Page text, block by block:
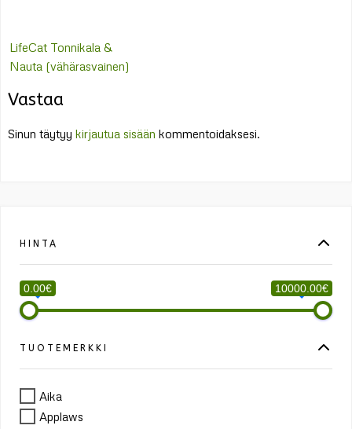
LifeCat Tonnikala &
Nauta (vähärasvainen)
Vastaa
Sinun täytyy kirjautua sisään kommentoidaksesi.
HINTA
0.00€ 10000.00€
TUOTEMERKKI
Aika
Applaws